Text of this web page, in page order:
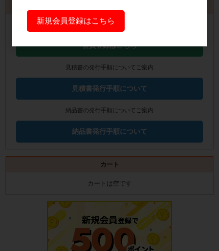
会員登録するといつでも発行可能！
会員登録はこちら
見積書の発行手順についてご案内
見積書発行手順について
納品書の発行手順についてご案内
納品書発行手順について
カート
カートは空です
新規会員登録はこちら